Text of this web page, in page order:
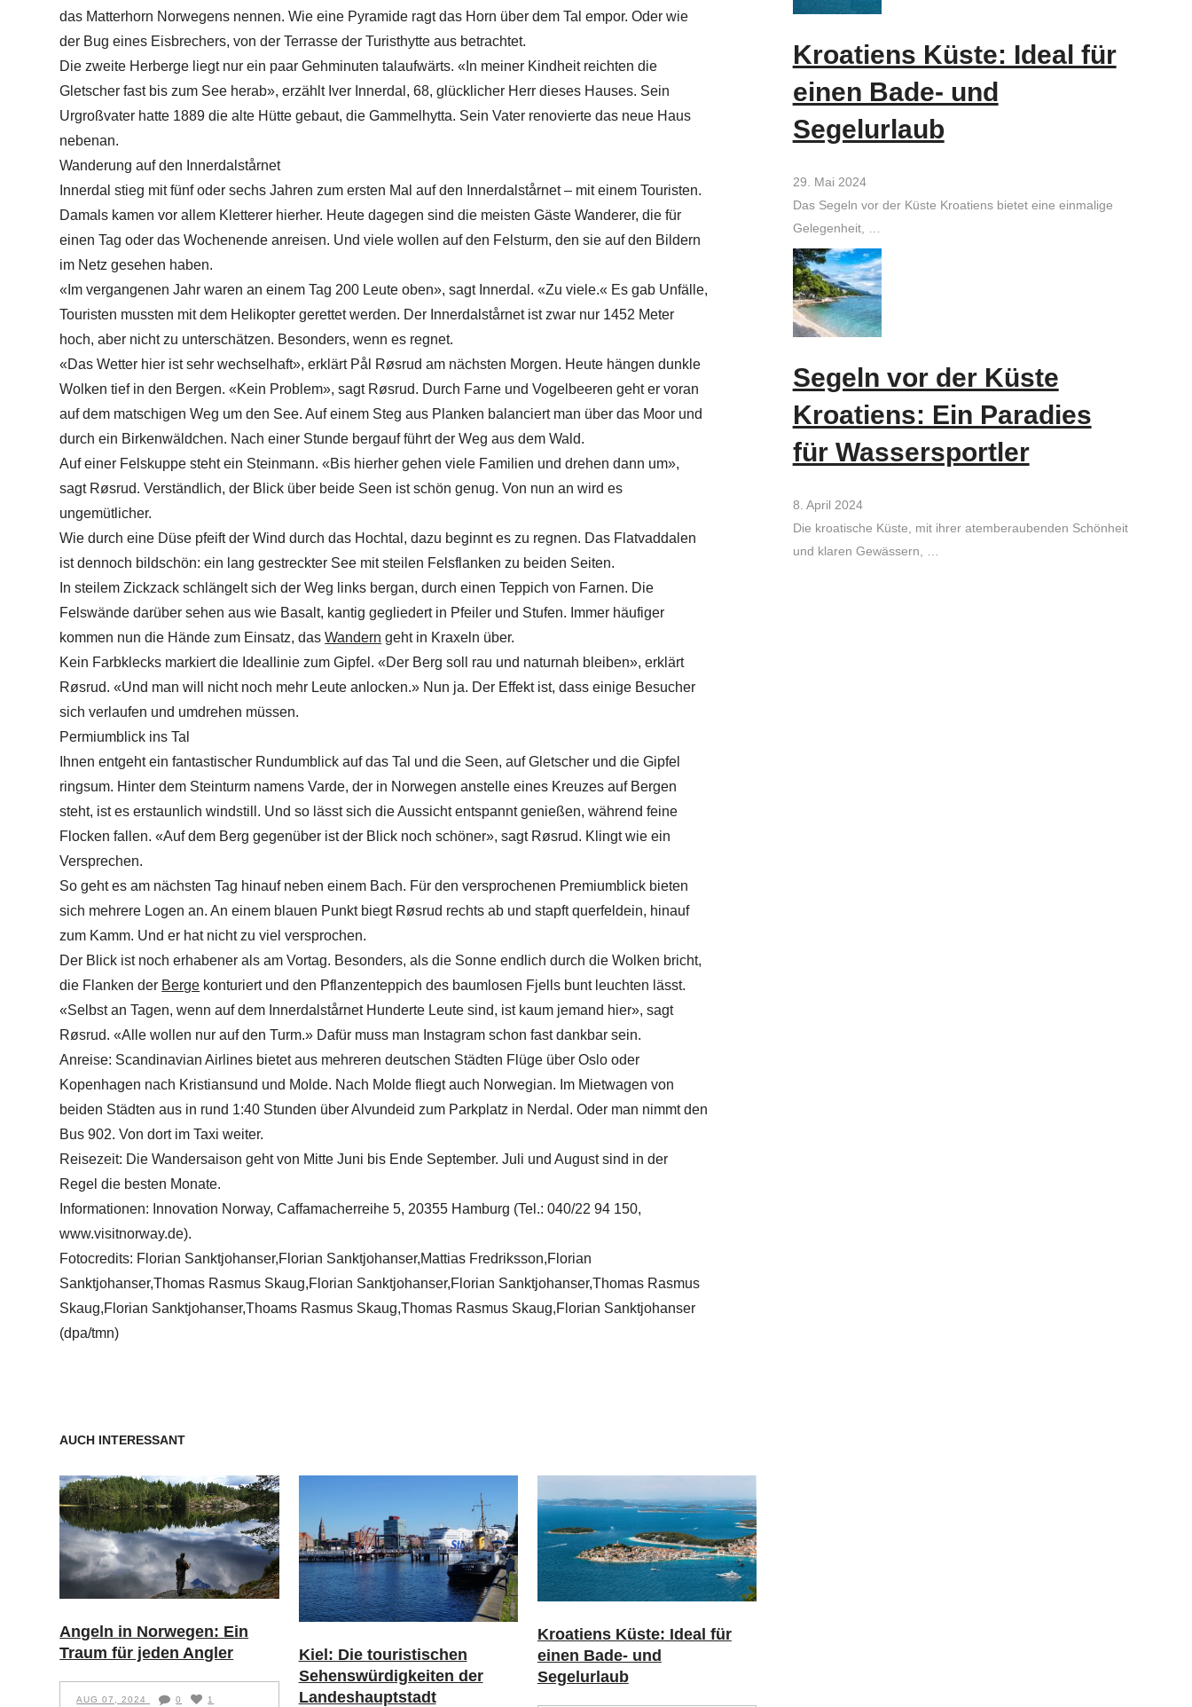
das Matterhorn Norwegens nennen. Wie eine Pyramide ragt das Horn über dem Tal empor. Oder wie
der Bug eines Eisbrechers, von der Terrasse der Turisthytte aus betrachtet.
Die zweite Herberge liegt nur ein paar Gehminuten talaufwärts. «In meiner Kindheit reichten die
Gletscher fast bis zum See herab», erzählt Iver Innerdal, 68, glücklicher Herr dieses Hauses. Sein
Urgroßvater hatte 1889 die alte Hütte gebaut, die Gammelhytta. Sein Vater renovierte das neue Haus
nebenan.
Wanderung auf den Innerdalstårnet
Innerdal stieg mit fünf oder sechs Jahren zum ersten Mal auf den Innerdalstårnet – mit einem Touristen.
Damals kamen vor allem Kletterer hierher. Heute dagegen sind die meisten Gäste Wanderer, die für
einen Tag oder das Wochenende anreisen. Und viele wollen auf den Felsturm, den sie auf den Bildern
im Netz gesehen haben.
«Im vergangenen Jahr waren an einem Tag 200 Leute oben», sagt Innerdal. «Zu viele.« Es gab Unfälle,
Touristen mussten mit dem Helikopter gerettet werden. Der Innerdalstårnet ist zwar nur 1452 Meter
hoch, aber nicht zu unterschätzen. Besonders, wenn es regnet.
«Das Wetter hier ist sehr wechselhaft», erklärt Pål Røsrud am nächsten Morgen. Heute hängen dunkle
Wolken tief in den Bergen. «Kein Problem», sagt Røsrud. Durch Farne und Vogelbeeren geht er voran
auf dem matschigen Weg um den See. Auf einem Steg aus Planken balanciert man über das Moor und
durch ein Birkenwäldchen. Nach einer Stunde bergauf führt der Weg aus dem Wald.
Auf einer Felskuppe steht ein Steinmann. «Bis hierher gehen viele Familien und drehen dann um»,
sagt Røsrud. Verständlich, der Blick über beide Seen ist schön genug. Von nun an wird es
ungemütlicher.
Wie durch eine Düse pfeift der Wind durch das Hochtal, dazu beginnt es zu regnen. Das Flatvaddalen
ist dennoch bildschön: ein lang gestreckter See mit steilen Felsflanken zu beiden Seiten.
In steilem Zickzack schlängelt sich der Weg links bergan, durch einen Teppich von Farnen. Die
Felswände darüber sehen aus wie Basalt, kantig gegliedert in Pfeiler und Stufen. Immer häufiger
kommen nun die Hände zum Einsatz, dasWandern geht in Kraxeln über.
Kein Farbklecks markiert die Ideallinie zum Gipfel. «Der Berg soll rau und naturnah bleiben», erklärt
Røsrud. «Und man will nicht noch mehr Leute anlocken.» Nun ja. Der Effekt ist, dass einige Besucher
sich verlaufen und umdrehen müssen.
Permiumblick ins Tal
Ihnen entgeht ein fantastischer Rundumblick auf das Tal und die Seen, auf Gletscher und die Gipfel
ringsum. Hinter dem Steinturm namens Varde, der in Norwegen anstelle eines Kreuzes auf Bergen
steht, ist es erstaunlich windstill. Und so lässt sich die Aussicht entspannt genießen, während feine
Flocken fallen. «Auf dem Berg gegenüber ist der Blick noch schöner», sagt Røsrud. Klingt wie ein
Versprechen.
So geht es am nächsten Tag hinauf neben einem Bach. Für den versprochenen Premiumblick bieten
sich mehrere Logen an. An einem blauen Punkt biegt Røsrud rechts ab und stapft querfeldein, hinauf
zum Kamm. Und er hat nicht zu viel versprochen.
Der Blick ist noch erhabener als am Vortag. Besonders, als die Sonne endlich durch die Wolken bricht,
die Flanken der Berge konturiert und den Pflanzenteppich des baumlosen Fjells bunt leuchten lässt.
«Selbst an Tagen, wenn auf dem Innerdalstårnet Hunderte Leute sind, ist kaum jemand hier», sagt
Røsrud. «Alle wollen nur auf den Turm.» Dafür muss man Instagram schon fast dankbar sein.
Anreise: Scandinavian Airlines bietet aus mehreren deutschen Städten Flüge über Oslo oder
Kopenhagen nach Kristiansund und Molde. Nach Molde fliegt auch Norwegian. Im Mietwagen von
beiden Städten aus in rund 1:40 Stunden über Alvundeid zum Parkplatz in Nerdal. Oder man nimmt den
Bus 902. Von dort im Taxi weiter.
Reisezeit: Die Wandersaison geht von Mitte Juni bis Ende September. Juli und August sind in der
Regel die besten Monate.
Informationen: Innovation Norway, Caffamacherreihe 5, 20355 Hamburg (Tel.: 040/22 94 150,
www.visitnorway.de).
Fotocredits: Florian Sanktjohanser,Florian Sanktjohanser,Mattias Fredriksson,Florian
Sanktjohanser,Thomas Rasmus Skaug,Florian Sanktjohanser,Florian Sanktjohanser,Thomas Rasmus
Skaug,Florian Sanktjohanser,Thoams Rasmus Skaug,Thomas Rasmus Skaug,Florian Sanktjohanser
(dpa/tmn)
AUCH INTERESSANT
Angeln in Norwegen: Ein
Traum für jeden Angler
AUG 07, 2024 0 1
Kiel: Die touristischen
Sehenswürdigkeiten der
Landeshauptstadt
Kroatiens Küste: Ideal für
einen Bade- und
Segelurlaub
Kroatiens Küste: Ideal für
einen Bade- und
Segelurlaub
29. Mai 2024
Das Segeln vor der Küste Kroatiens bietet eine einmalige
Gelegenheit, …
Segeln vor der Küste
Kroatiens: Ein Paradies
für Wassersportler
8. April 2024
Die kroatische Küste, mit ihrer atemberaubenden Schönheit
und klaren Gewässern, …